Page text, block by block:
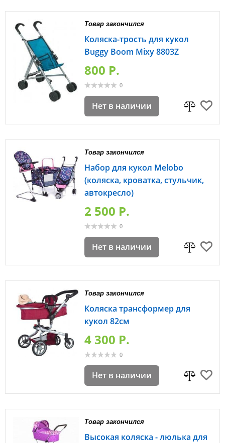
Товар закончился
Коляска-трость для кукол
Buggy Boom Mixy 8803Z
800 P.
0
Нет в наличии
Товар закончился
Набор для кукол Melobo
(коляска, кроватка, стульчик,
автокресло)
2 500 P.
0
Нет в наличии
Товар закончился
Коляска трансформер для
кукол 82см
4 300 P.
0
Нет в наличии
Товар закончился
Высокая коляска - люлька для